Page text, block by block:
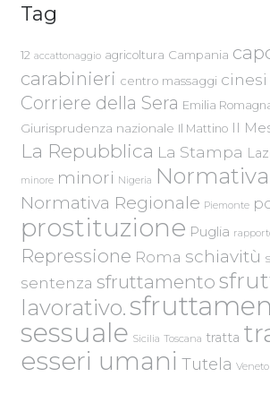
Tag
12 accattonaggio agricoltura Campania
carabinieri centro massaggi cinesi
Corriere della Sera Emilia
Giurisprudenza nazionale Il Mattino Il
La Repubblica La Stampa
minore minori Nigeria
Normativa Regionale Piemonte
prostituzione Puglia
Repressione Roma schiavitù
sentenza sfruttamento
lavorativo.
sessuale Sicilia Toscana tratta
esseri umani Tutela Veneto